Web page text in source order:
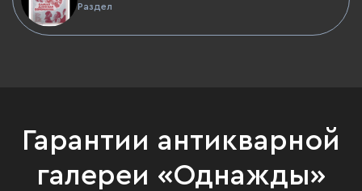
Раздел
Гарантии антикварной
галереи «Однажды»